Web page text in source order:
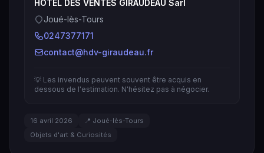
HÔTEL DES VENTES GIRAUDEAU Sarl
Joué-lès-Tours
0247377171
contact@hdv-giraudeau.fr
💡 Les invendus peuvent souvent être acquis en
dessous de l'estimation. N'hésitez pas à négocier.
16 avril 2026
📍 Joué-lès-Tours
Objets d'art & Curiosités